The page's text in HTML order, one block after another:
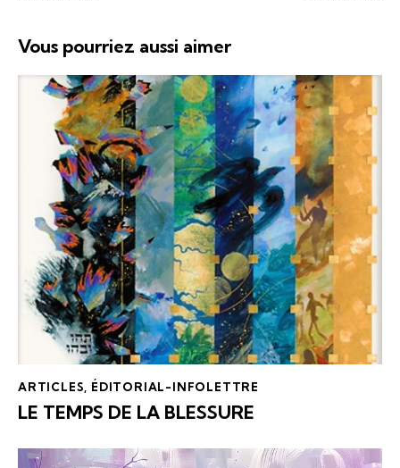
Vous pourriez aussi aimer
ARTICLES ÉDITORIAL-INFOLETTRE
LE TEMPS DE LA BLESSURE